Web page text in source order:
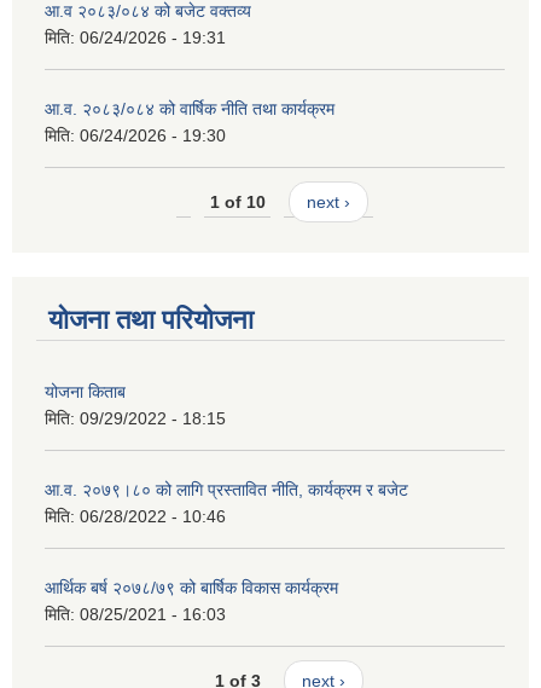
आ.व २०८३/०८४ को बजेट वक्तव्य
मिति: 06/24/2026 - 19:31
आ.व. २०८३/०८४ को वार्षिक नीति तथा कार्यक्रम
मिति: 06/24/2026 - 19:30
1 of 10 next ›
योजना तथा परियोजना
योजना किताब
मिति: 09/29/2022 - 18:15
आ.व. २०७९।८० को लागि प्रस्तावित नीति, कार्यक्रम र बजेट
मिति: 06/28/2022 - 10:46
आर्थिक बर्ष २०७८/७९ को बार्षिक विकास कार्यक्रम
मिति: 08/25/2021 - 16:03
1 of 3 next ›